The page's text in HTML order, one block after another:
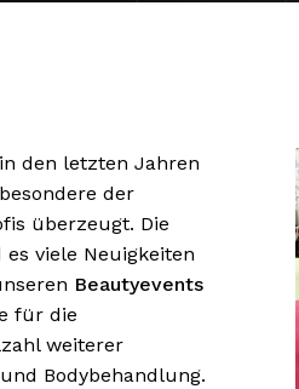
den letzten Jahren
der
überzeugt. Die
viele Neuigkeiten
Beautyevents
für die
weiterer
Bodybehandlung.